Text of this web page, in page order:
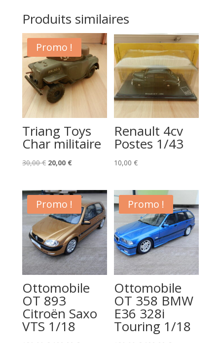
Produits similaires
Promo !
Triang Toys
Char militaire
30,00€ Le
initial
était :
30,00 €.
20,00 €Le
actuel
est :
20,00 €.
Renault 4cv
Postes 1/43
10,00€
Promo !
Ottomobile
OT 893
Citroën Saxo
VTS 1/18
Promo !
Ottomobile
OT 358 BMW
E36 328i
Touring 1/18